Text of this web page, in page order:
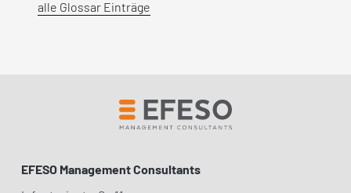
alle Glossar Einträge
EFESO Management Consultants